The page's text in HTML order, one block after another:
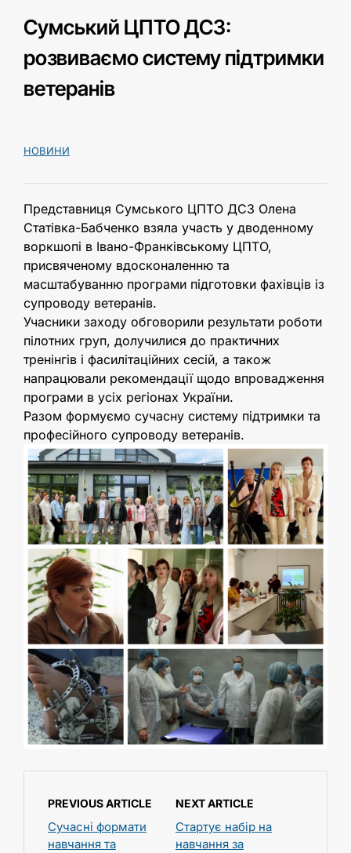
Сумський ЦПТО ДСЗ:
розвиваємо систему підтримки
ветеранів
НОВИНИ
Представниця Сумського ЦПТО ДСЗ Олена
Статівка-Бабченко взяла участь у дводенному
воркшопі в Івано-Франківському ЦПТО,
присвяченому вдосконаленню та
масштабуванню програми підготовки фахівців із
супроводу ветеранів.
Учасники заходу обговорили результати роботи
пілотних груп, долучилися до практичних
тренінгів і фасилітаційних сесій, а також
напрацювали рекомендації щодо впровадження
програми в усіх регіонах України.
Разом формуємо сучасну систему підтримки та
професійного супроводу ветеранів.
PREVIOUS ARTICLE
Сучасні формати
навчання та
NEXT ARTICLE
Стартує набір на
навчання за